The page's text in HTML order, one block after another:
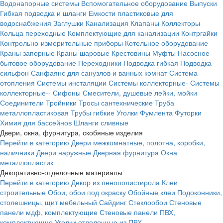
Водонапорные системы Вспомогательное оборудование Выпуски
Гибкая подводка и шланги Емкости пластиковые для
водоснабжения Заглушки Канализация Клапаны Коллекторы
Кольца переходные Комплектующие для канализации Контргайки
Контрольно-измерительные приборы Котельное оборудование
Краны запорные Краны шаровые Крестовины Муфты Насосное
бытовое оборудование Переходники Подводка гибкая Подводка-
сильфон Санфаянс для санузлов и ванных комнат Система
отопления Системы инсталяции Системы коллекторные- Системы
коллекторные-- Сифоны Смесители, душевые лейки, мойки
Соединители Тройники Тросы сантехнические Труба
металлопластиковая Трубы гибкие Уголки Фумлента Футорки
Химия для бассейнов Шланги сливные
Двери, окна, фурнитура, скобяные изделия
Перейти в категорию Двери межкомнатные, полотна, коробки,
наличники Двери наружные Дверная фурнитура Окна
металлопластик
Декоративно-отделочные материалы
Перейти в категорию Декор из пенополистирола Клеи
строительные Обои, обои под окраску Обойные клеи Подоконники,
столешницы, щит мебельный Сайдинг Стеклообои Стеновые
панели мдф, комплектующие Стеновые панели ПВХ,